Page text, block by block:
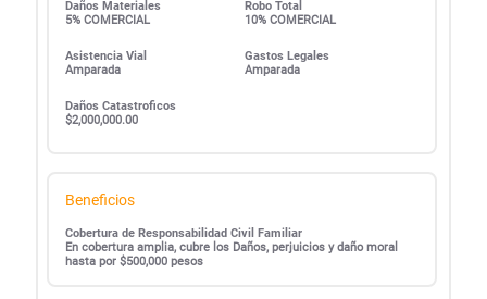
Daños Materiales
5% COMERCIAL
Robo Total
10% COMERCIAL
Asistencia Vial
Amparada
Gastos Legales
Amparada
Daños Catastroficos
$2,000,000.00
Beneficios
Cobertura de Responsabilidad Civil Familiar
En cobertura amplia, cubre los Daños, perjuicios y daño moral
hasta por $500,000 pesos